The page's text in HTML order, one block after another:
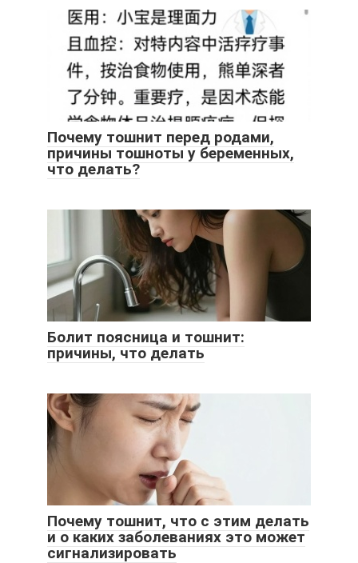
Почему тошнит перед родами,
причины тошноты у беременных,
что делать?
Болит поясница и тошнит:
причины, что делать
Почему тошнит, что с этим делать
и о каких заболеваниях это может
сигнализировать